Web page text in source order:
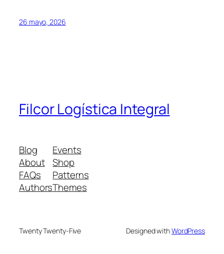
26 mayo, 2026
Filcor Logística Integral
Blog
About
FAQs
Authors
Events
Shop
Patterns
Themes
Twenty Twenty-Five Designed withWordPress